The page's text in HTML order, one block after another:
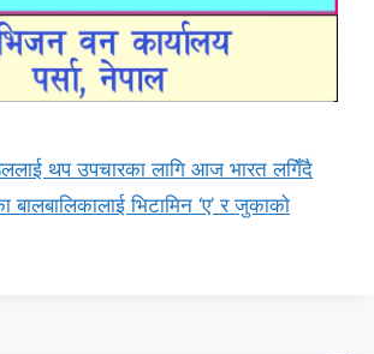
थप उपचारका लागि आज भारत लगिँदै
बालबालिकालाई भिटामिन ‘ए’ र जुकाको